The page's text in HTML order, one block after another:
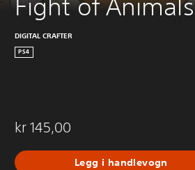
Fight of Animals
DIGITAL CRAFTER
PS4
kr 145,00
Legg i handlevogn